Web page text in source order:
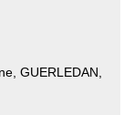
, GUERLEDAN,